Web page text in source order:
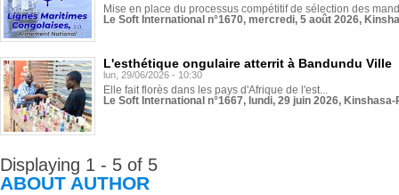
Mise en place du processus compétitif de sélection des
Le Soft International n°1670, mercredi, 5 août 2026,
L'esthétique ongulaire atterrit à Bandundu Ville
lun, 29/06/2026 - 10:30
Elle fait florès dans les pays d'Afrique de l'est...
Le Soft International n°1667, lundi, 29 juin 2026,
Displaying 1 - 5 of 5
ABOUT AUTHOR